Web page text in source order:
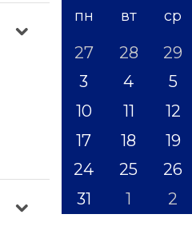
1 3 5
'21 '23 '24 '25
пн вт ср
27 28 29
3
4 5
10
11 12
17
18 19
24
25 26
31
1 2